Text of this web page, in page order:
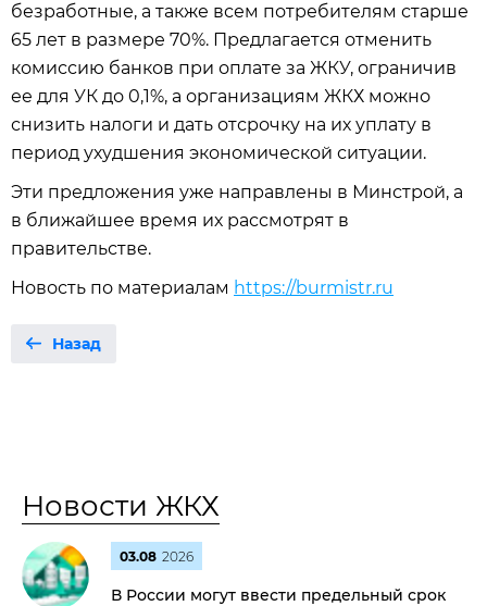
безработные, а также всем потребителям старше
65 лет в размере 70%. Предлагается отменить
комиссию банков при оплате за ЖКУ, ограничив
ее для УК до 0,1%, а организациям ЖКХ можно
снизить налоги и дать отсрочку на их уплату в
период ухудшения экономической ситуации.
Эти предложения уже направлены в Минстрой, а
в ближайшее время их рассмотрят в
правительстве.
Новость по материалам https://burmistr.ru
Назад
Новости ЖКХ
03.08 2026
В России могут ввести предельный срок